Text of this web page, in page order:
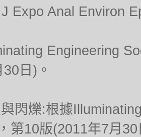
Expo Anal Environ
Engineering
日)。
閃爍:根據
第10版(2011年7月30